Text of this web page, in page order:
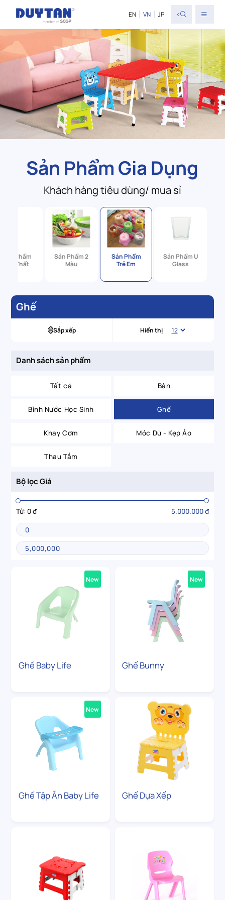
EN VN JP <
Sản Phẩm Gia Dụng
Khách hàng tiêu dùng/ mua sỉ
Sản Phẩm
Nội Thất
Sản Phẩm 2
Màu
Sản Phẩm
Trẻ Em
Sản Phẩm U
Glass
Ghế
Sắp xếp Hiển thị
Danh sách sản phẩm
Tất cả Bàn
Bình Nước Học Sinh Ghế
Khay Cơm Móc Dù - Kẹp Áo
Thau Tắm
Bộ lọc Giá
Từ: 0 đ 5.000.000 đ
Ghế Baby Life
New
Ghế Bunny
New
Ghế Tập Ăn Baby Life
New
Ghế Dựa Xếp